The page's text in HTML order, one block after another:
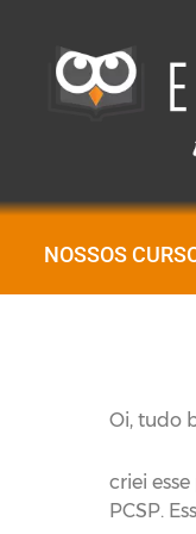
NOSSOS
Oi, tudo
criei
PCSP.